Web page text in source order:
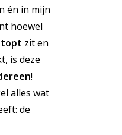
én in mijn
hoewel
zit en
is deze
!
alles wat
de